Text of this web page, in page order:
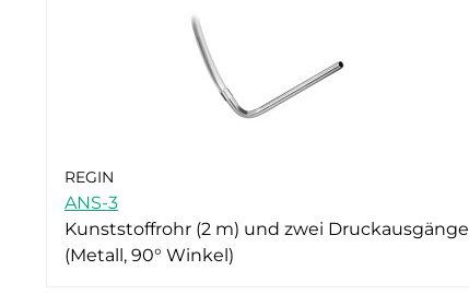
REGIN
ANS-3
Kunststoffrohr (2 m) und zwei Druckausgänge
(Metall, 90° Winkel)